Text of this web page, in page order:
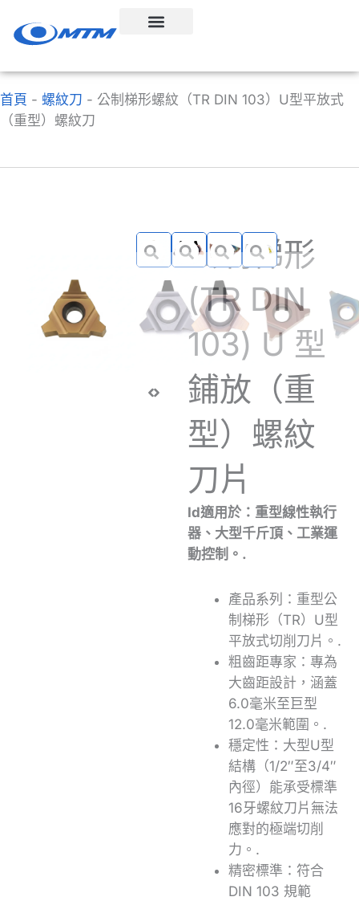
容
首頁 - 螺紋刀 - 公制梯形螺紋（TR DIN 103）U型平放式
（重型）螺紋刀
公制梯形
(TR DIN
103) U 型
鋪放（重
型）螺紋
刀片
Id適用於：重型線性執行
器、大型千斤頂、工業運
動控制。.
產品系列：重型公
制梯形（TR）U型
平放式切削刀片。.
粗齒距專家：專為
大齒距設計，涵蓋
6.0毫米至巨型
12.0毫米範圍。.
穩定性：大型U型
結構（1/2″至3/4″
內徑）能承受標準
16牙螺紋刀片無法
應對的極端切削
力。.
精密標準：符合
DIN 103 規範